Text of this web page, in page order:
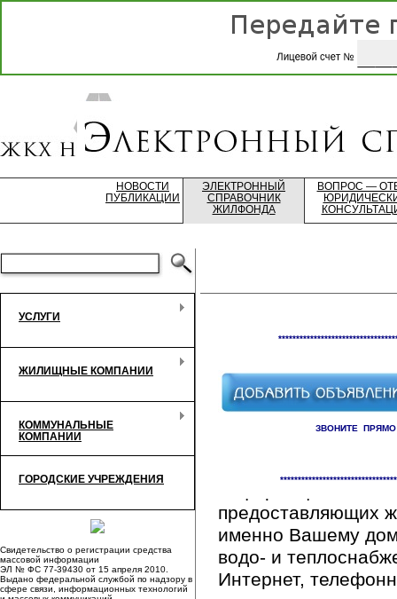
НОВОСТИ
ПУБЛИКАЦИИ
ЭЛЕКТРОННЫЙ
СПРАВОЧНИК
ЖИЛФОНДА
ВОПРОС —
УСЛУГИ
ЖИЛИЩНЫЕ КОМПАНИИ
КОММУНАЛЬНЫЕ
КОМПАНИИ
ГОРОДСКИЕ УЧРЕЖДЕНИЯ
Свидетельство о регистрации средства
массовой информации
ЭЛ № ФС 77-39430 от 15 апреля 2010.
Выдано федеральной службой по надзору в
сфере связи, информационных технологий
ЗВОНИТЕ
предоставляющих
именно Вашему
водо- и
Интернет,